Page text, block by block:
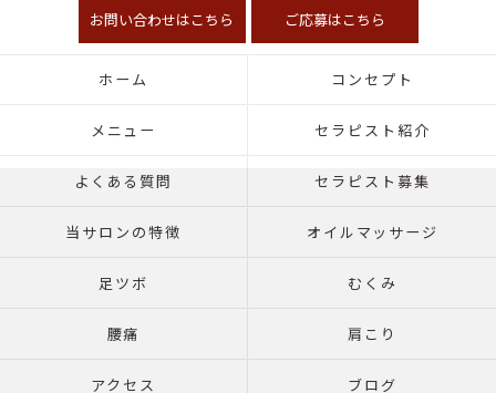
お問い合わせはこちら ご応募はこちら
ホーム コンセプト
メニュー セラピスト紹介
よくある質問 セラピスト募集
当サロンの特徴 オイルマッサージ
足ツボ むくみ
腰痛 肩こり
アクセス ブログ